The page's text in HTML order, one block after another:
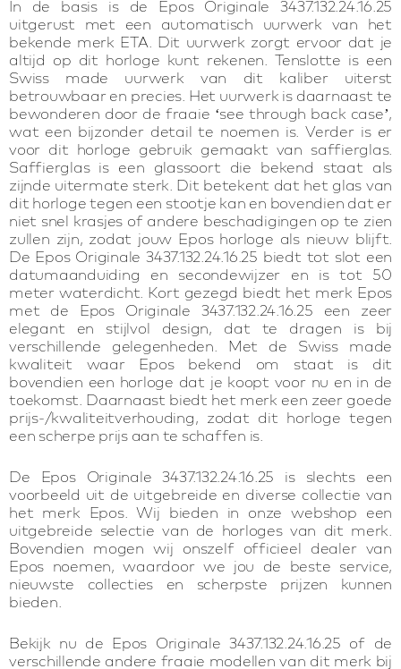
In de basis is de Epos Originale 3437.132.24.16.25
uitgerust met een automatisch uurwerk van het
bekende merk ETA. Dit uurwerk zorgt ervoor dat je
altijd op dit horloge kunt rekenen. Tenslotte is een
Swiss made uurwerk van dit kaliber uiterst
betrouwbaar en precies. Het uurwerk is daarnaast te
bewonderen door de fraaie ‘see through back case’,
wat een bijzonder detail te noemen is. Verder is er
voor dit horloge gebruik gemaakt van saffierglas.
Saffierglas is een glassoort die bekend staat als
zijnde uitermate sterk. Dit betekent dat het glas van
dit horloge tegen een stootje kan en bovendien dat er
niet snel krasjes of andere beschadigingen op te zien
zullen zijn, zodat jouw Epos horloge als nieuw blijft.
De Epos Originale 3437.132.24.16.25 biedt tot slot een
datumaanduiding en secondewijzer en is tot 50
meter waterdicht. Kort gezegd biedt het merk Epos
met de Epos Originale 3437.132.24.16.25 een zeer
elegant en stijlvol design, dat te dragen is bij
verschillende gelegenheden. Met de Swiss made
kwaliteit waar Epos bekend om staat is dit
bovendien een horloge dat je koopt voor nu en in de
toekomst. Daarnaast biedt het merk een zeer goede
prijs-/kwaliteitverhouding, zodat dit horloge tegen
een scherpe prijs aan te schaffen is.
De Epos Originale 3437.132.24.16.25 is slechts een
voorbeeld uit de uitgebreide en diverse collectie van
het merk Epos. Wij bieden in onze webshop een
uitgebreide selectie van de horloges van dit merk.
Bovendien mogen wij onszelf officieel dealer van
Epos noemen, waardoor we jou de beste service,
nieuwste collecties en scherpste prijzen kunnen
bieden.
Bekijk nu de Epos Originale 3437.132.24.16.25 of de
verschillende andere fraaie modellen van dit merk bij